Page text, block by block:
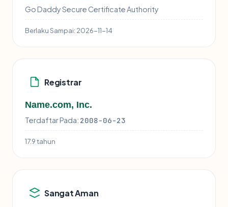
Go Daddy Secure Certificate Authority
Berlaku Sampai: 2026-11-14
Registrar
Name.com, Inc.
Terdaftar Pada: 2008-06-23
17.9 tahun
Sangat Aman